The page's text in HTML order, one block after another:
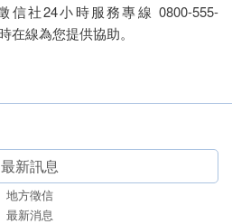
信社24小時服務專線 0800-555-
在線為您提供協助。
最新訊息
地方徵信
最新消息